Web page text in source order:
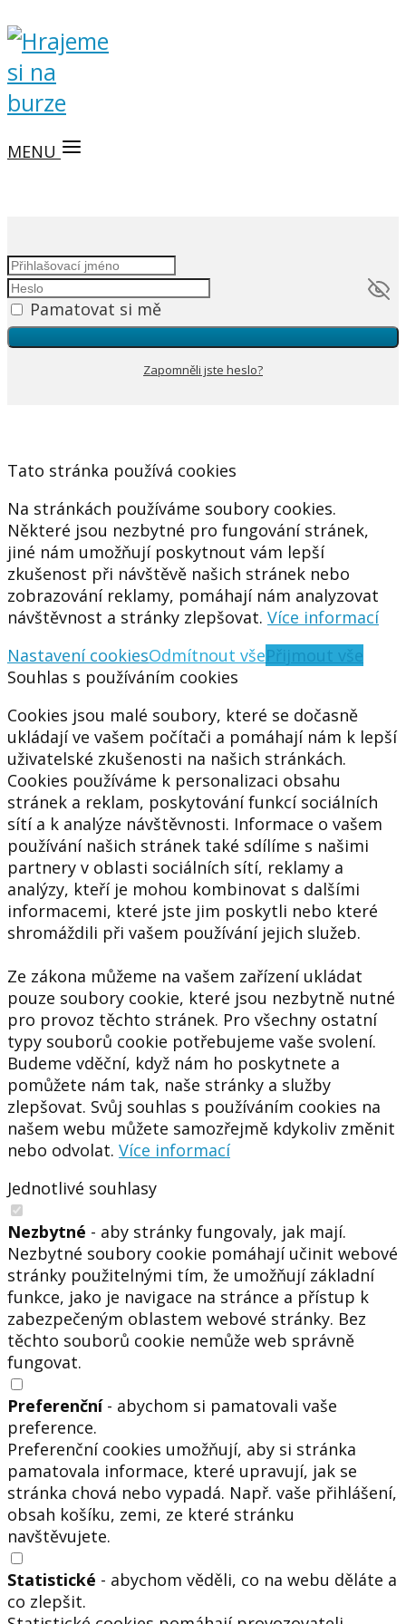
MENU
Pamatovat si mě
Zapomněli jste heslo?
Tato stránka používá cookies
Na stránkách používáme soubory cookies.
Některé jsou nezbytné pro fungování stránek,
jiné nám umožňují poskytnout vám lepší
zkušenost při návštěvě našich stránek nebo
zobrazování reklamy, pomáhají nám analyzovat
návštěvnost a stránky zlepšovat. Více informací
Nastavení cookiesOdmítnout všePřijmout vše
Souhlas s používáním cookies
Cookies jsou malé soubory, které se dočasně
ukládají ve vašem počítači a pomáhají nám k lepší
uživatelské zkušenosti na našich stránkách.
Cookies používáme k personalizaci obsahu
stránek a reklam, poskytování funkcí sociálních
sítí a k analýze návštěvnosti. Informace o vašem
používání našich stránek také sdílíme s našimi
partnery v oblasti sociálních sítí, reklamy a
analýzy, kteří je mohou kombinovat s dalšími
informacemi, které jste jim poskytli nebo které
shromáždili při vašem používání jejich služeb.
Ze zákona můžeme na vašem zařízení ukládat
pouze soubory cookie, které jsou nezbytně nutné
pro provoz těchto stránek. Pro všechny ostatní
typy souborů cookie potřebujeme vaše svolení.
Budeme vděční, když nám ho poskytnete a
pomůžete nám tak, naše stránky a služby
zlepšovat. Svůj souhlas s používáním cookies na
našem webu můžete samozřejmě kdykoliv změnit
nebo odvolat. Více informací
Jednotlivé souhlasy
Nezbytné - aby stránky fungovaly, jak mají.
Nezbytné soubory cookie pomáhají učinit webové
stránky použitelnými tím, že umožňují základní
funkce, jako je navigace na stránce a přístup k
zabezpečeným oblastem webové stránky. Bez
těchto souborů cookie nemůže web správně
fungovat.
Preferenční- abychom si pamatovali vaše
preference.
Preferenční cookies umožňují, aby si stránka
pamatovala informace, které upravují, jak se
stránka chová nebo vypadá. Např. vaše přihlášení,
obsah košíku, zemi, ze které stránku
navštěvujete.
Statistické - abychom věděli, co na webu děláte a
co zlepšit.